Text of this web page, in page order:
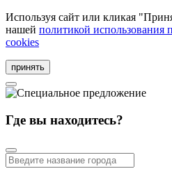
Используя сайт или кликая
нашей политикой использования
cookies
принять
Где вы находитесь?